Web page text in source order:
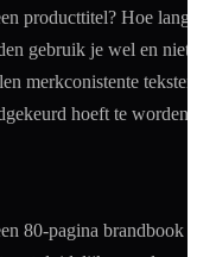
producttitel? Hoe lang
gebruik je wel en niet?
merkconistente
hoeft te worden.
80-pagina brandbook